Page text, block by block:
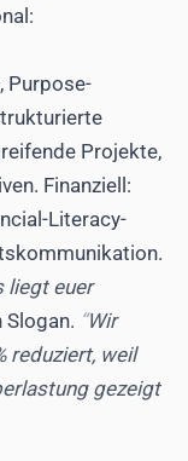
Purpose-
Projekte,
Finanziell:
Literacy-
liegt euer
Wir
reduziert, weil
gezeigt